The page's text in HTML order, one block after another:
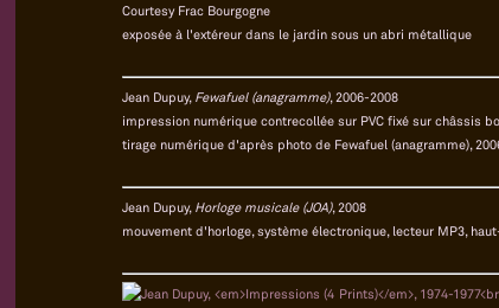
Courtesy Frac Bourgogne
exposée à l'extéreur dans le jardin sous un abri métallique
Jean Dupuy, Fewafuel (anagramme), 2006-2008
impression numérique contrecollée sur PVC fixé sur châssis
tirage numérique d'après photo de Fewafuel (anagramme),
Jean Dupuy, Horloge musicale (JOA), 2008
mouvement d'horloge, système électronique, lecteur MP3,